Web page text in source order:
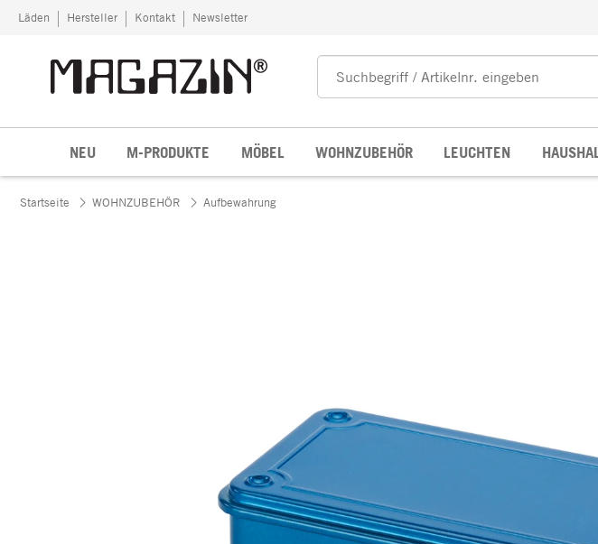
Zum Inhalt springen
Läden Hersteller Kontakt Newsletter
NEU M-PRODUKTE MÖBEL WOHNZUBEHÖR LEUCHTEN
Startseite WOHNZUBEHÖR Aufbewahrung